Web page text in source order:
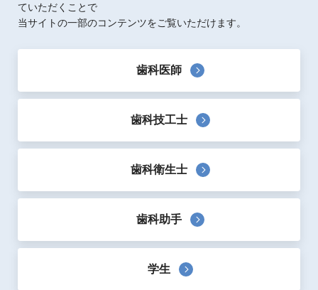
「プログラミル PM DRY」は、乾式加工用の5軸ミリング
びデジタルデンチャーを正確かつ迅速に製造できます。
酸化ジルコニウムのクラウン、ブリッジ、デジタルデンチ
ャーをスピーディーな方法で製作します。信頼性とスピー
ドを重視したシステムです。 酸化ジルコニウムや、総義
ていただくことで
当サイトの一部のコンテンツをご覧いただけます。
歯科医師
歯科技工士
歯科衛生士
歯科助手
学生